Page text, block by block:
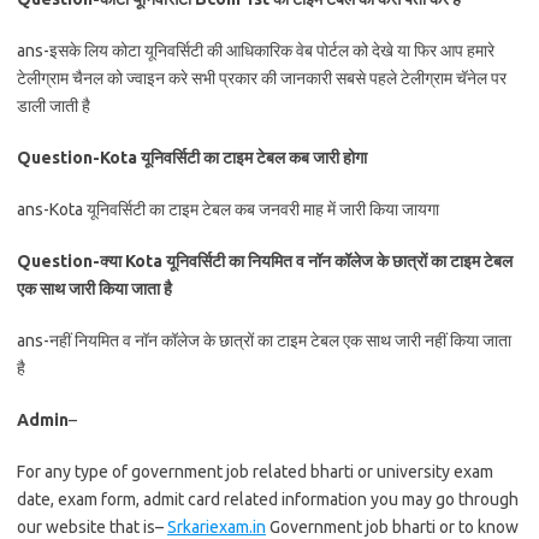
ans-इसके लिय कोटा यूनिवर्सिटी की आधिकारिक वेब पोर्टल को देखे या फिर आप हमारे
टेलीग्राम चैनल को ज्वाइन करे सभी प्रकार की जानकारी सबसे पहले टेलीग्राम चॅनेल पर
डाली जाती है
Question-Kota यूनिवर्सिटी का टाइम टेबल कब जारी होगा
ans-Kota यूनिवर्सिटी का टाइम टेबल कब जनवरी माह में जारी किया जायगा
Question-क्या Kota यूनिवर्सिटी का नियमित व नॉन कॉलेज के छात्रों का टाइम टेबल
एक साथ जारी किया जाता है
ans-नहीं नियमित व नॉन कॉलेज के छात्रों का टाइम टेबल एक साथ जारी नहीं किया जाता
है
Admin–
For any type of government job related bharti or university exam
date, exam form, admit card related information you may go through
our website that is–Srkariexam.in Government job bharti or to know